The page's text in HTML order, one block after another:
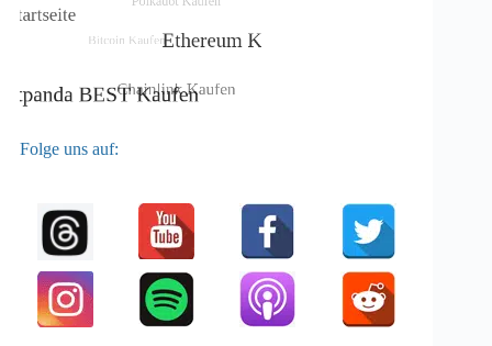
Folge uns auf: